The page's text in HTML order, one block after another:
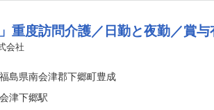
様起床 ◇8:00～／サービス記録、終了 ・直行直帰OK ※担当する件数
は異なります。 ＊＊ ここがオススメ！！ ＊＊ 【POINT1：
提供責任者 → コーディネーター → マネージ
くさんの人
重度訪問介護／日勤と夜勤／賞
会社
福島県南会津郡下郷町豊成
会津下郷駅